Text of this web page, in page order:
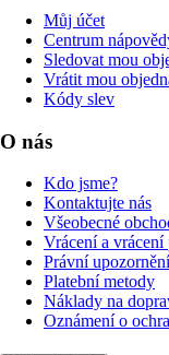
Můj účet
Centrum
Sledovat mou
Vrátit mou
Kódy slev
O nás
Kdo jsme?
Kontaktujte nás
Všeobecné
Vrácení a vrácení
Právní upozornění
Platební metody
Náklady na
Oznámení o